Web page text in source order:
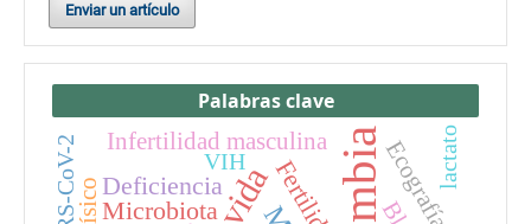
Enviar un artículo
Palabras clave
Microbiota
Deficiencia Ecografía
Infertilidad masculina
VIH lactato
SARS-CoV-2